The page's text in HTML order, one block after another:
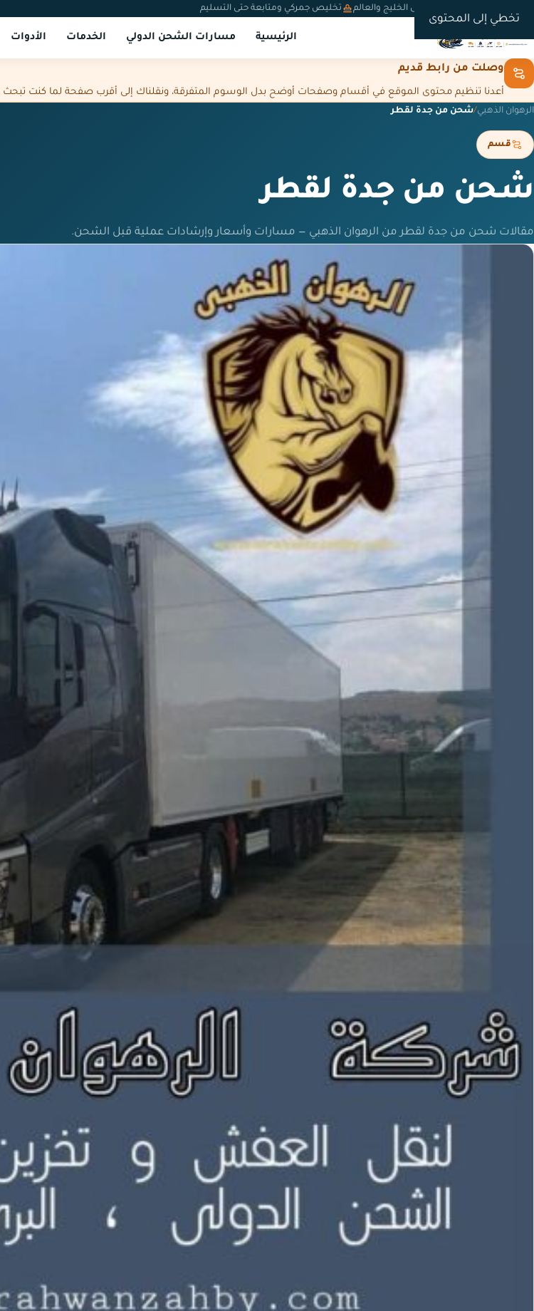
تخطي إلى المحتوى
شحن دولي من السعودية إلى الخليج والعالم تخليص جمركي ومتابعة حتى التسليم
الرئيسية مسارات الشحن الدولي الخدمات الأدوات
وصلت من رابط قديم
أعدنا تنظيم محتوى الموقع في أقسام وصفحات أوضح بدل الوسوم المتفرقة، ونقلناك إلى أقرب صفحة لما كنت تبحث
الرهوان الذهبي/شحن من جدة لقطر
قسم
شحن من جدة لقطر
مقالات شحن من جدة لقطر من الرهوان الذهبي — مسارات وأسعار وإرشادات عملية قبل الشحن.